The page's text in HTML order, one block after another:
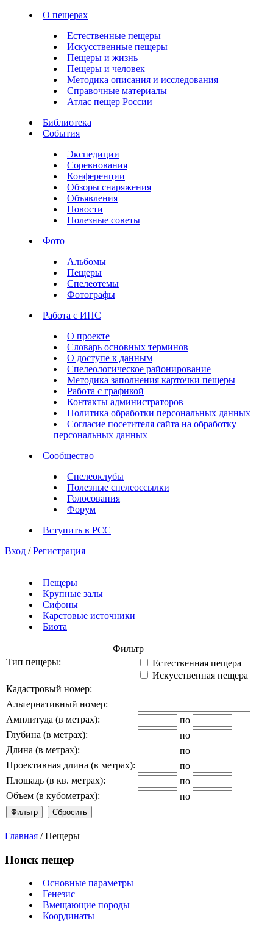
О пещерах
Естественные пещеры
Искусственные пещеры
Пещеры и жизнь
Пещеры и человек
Методика описания и исследования
Справочные материалы
Атлас пещер России
Библиотека
События
Экспедиции
Соревнования
Конференции
Обзоры снаряжения
Объявления
Новости
Полезные советы
Фото
Альбомы
Пещеры
Спелеотемы
Фотографы
Работа с ИПС
О проекте
Словарь основных терминов
О доступе к данным
Спелеологическое районирование
Методика заполнения карточки пещеры
Работа с графикой
Контакты администраторов
Политика обработки персональных данных
Согласие посетителя сайта на обработку
персональных данных
Сообщество
Спелеоклубы
Полезные спелеоссылки
Голосования
Форум
Вступить в РСС
Вход / Регистрация
Пещеры
Крупные залы
Сифоны
Карстовые источники
Биота
Фильтр
Тип пещеры:
Естественная пещера
Искусственная пещера
Кадастровый номер:
Альтернативный номер:
Амплитуда (в метрах):
по
Глубина (в метрах):
по
Длина (в метрах):
по
Проективная длина (в метрах):
по
Площадь (в кв. метрах):
по
Объем (в кубометрах):
по
Главная / Пещеры
Поиск пещер
Основные параметры
Генезис
Вмещающие породы
Координаты